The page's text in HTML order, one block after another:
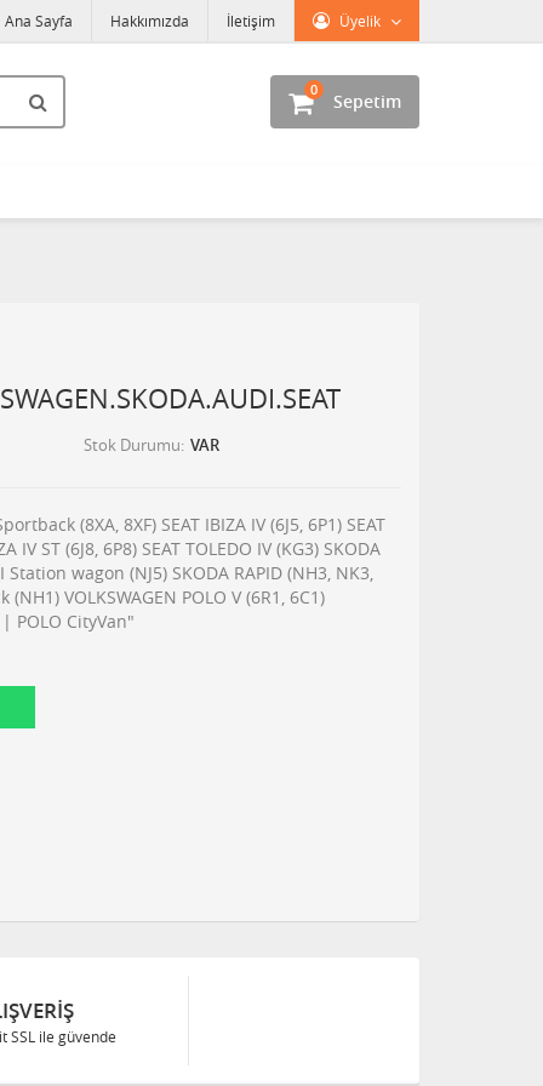
Üyelik
Ana Sayfa Hakkımızda İletişim
Sepetim
0
Stok Durumu VAR
(8XA, 8XF) SEAT IBIZA IV (6J5, 6P1) SEAT
IV ST (6J8, 6P8) SEAT TOLEDO IV (KG3) SKODA
Station wagon (NJ5) SKODA RAPID (NH3, NK3,
(NH1) VOLKSWAGEN POLO V (6R1, 6C1)
| POLO CityVan"
SSL ile güvende